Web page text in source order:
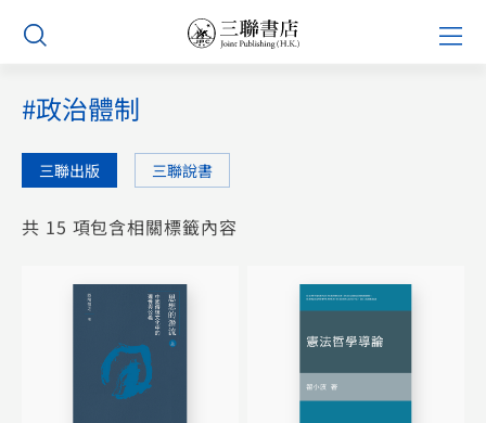
Skip
content
#政治體制
三聯出版 三聯說書
共 15 項包含相關標籤內容